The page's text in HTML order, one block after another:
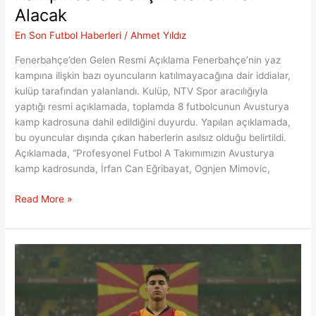
Alacak
En Son Futbol Haberleri /Ahmet Yıldız
Fenerbahçe’den Gelen Resmi Açıklama Fenerbahçe’nin yaz
kampına ilişkin bazı oyuncuların katılmayacağına dair iddialar,
kulüp tarafından yalanlandı. Kulüp, NTV Spor aracılığıyla
yaptığı resmi açıklamada, toplamda 8 futbolcunun Avusturya
kamp kadrosuna dahil edildiğini duyurdu. Yapılan açıklamada,
bu oyuncular dışında çıkan haberlerin asılsız olduğu belirtildi.
Açıklamada, “Profesyonel Futbol A Takımımızın Avusturya
kamp kadrosunda, İrfan Can Eğribayat, Ognjen Mimovic,
Fenerbahçe’nin
Kampında
8
Genç
Read More »